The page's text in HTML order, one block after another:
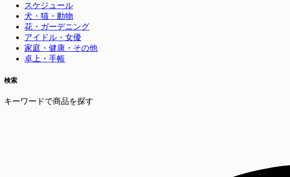
スケジュール
犬・猫・動物
花・ガーデニング
アイドル・女優
家庭・健康・その他
卓上・手帳
検索
キーワードで商品を探す